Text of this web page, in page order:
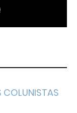
COLUNISTAS